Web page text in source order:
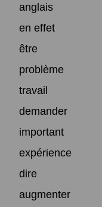
anglais
en effet
être
problème
travail
demander
important
expérience
dire
augmenter